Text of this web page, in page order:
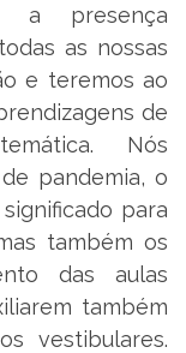
a presença
as nossas
e teremos ao
de
Nós
pandemia, o
para
também os
das aulas
também
vestibulares.